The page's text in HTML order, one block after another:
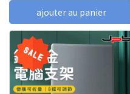
ajouter au panier